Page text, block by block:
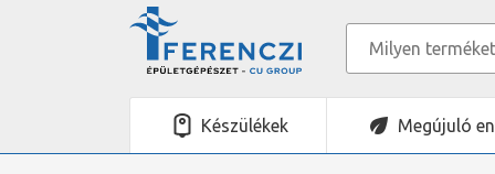
Készülékek Megújuló